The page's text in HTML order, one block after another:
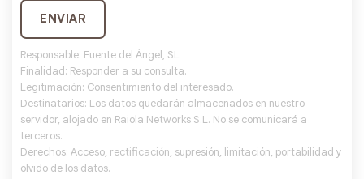
Responsable: Fuente del Ángel, SL
Finalidad: Responder a su consulta.
Legitimación: Consentimiento del interesado.
Destinatarios: Los datos quedarán almacenados en nuestro
servidor, alojado en Raiola Networks S.L. No se comunicará a
terceros.
Derechos: Acceso, rectificación, supresión, limitación, portabilidad y
olvido de los datos.